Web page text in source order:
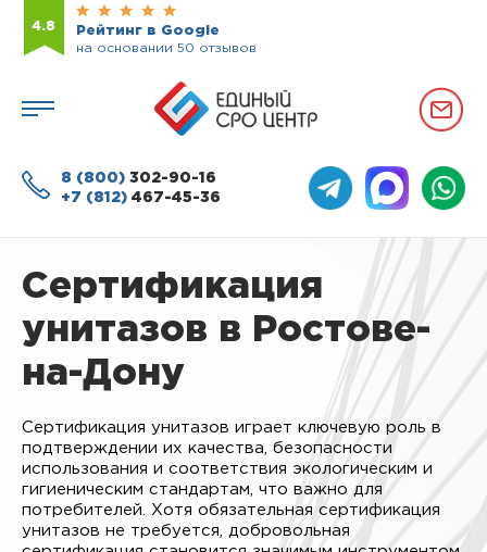
4.8
Рейтинг в Google
на основании 50 отзывов
8 (800) 302-90-16
+7 (812) 467-45-36
Сертификация
унитазов в Ростове-
на-Дону
Сертификация унитазов играет ключевую роль в
подтверждении их качества, безопасности
использования и соответствия экологическим и
гигиеническим стандартам, что важно для
потребителей. Хотя обязательная сертификация
унитазов не требуется, добровольная